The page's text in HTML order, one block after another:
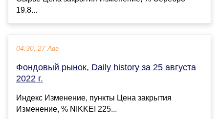
19.8...
04:30, 27 Авг
Фондовый рынок, Daily history за 25 августа
2022 г.
Индекс Изменение, пункты Цена закрытия
Изменение, % NIKKEI 225...